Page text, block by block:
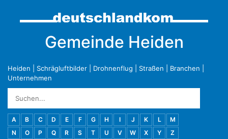
Gemeinde Heiden
Heiden Schrägluftbilder Drohnenflug Straßen Branchen
Unternehmen
A B C D E F G H I J K L
M
N
O P Q R S T U V W X Y Z